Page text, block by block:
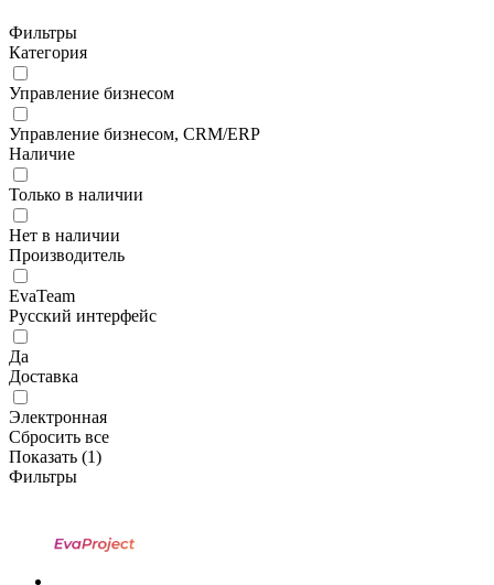
Фильтры
Категория
Управление бизнесом
Управление бизнесом, CRM/ERP
Наличие
Только в наличии
Нет в наличии
Производитель
EvaTeam
Русский интерфейс
Да
Доставка
Электронная
Сбросить все
Показать (1)
Фильтры